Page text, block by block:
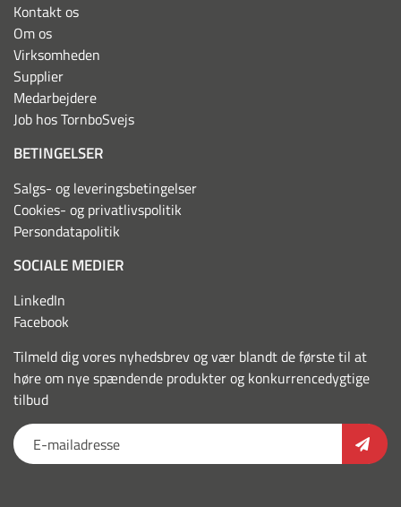
Kontakt os
Om os
Virksomheden
Supplier
Medarbejdere
Job hos TornboSvejs
BETINGELSER
Salgs- og leveringsbetingelser
Cookies- og privatlivspolitik
Persondatapolitik
SOCIALE MEDIER
LinkedIn
Facebook
Tilmeld dig vores nyhedsbrev og vær blandt de første til at
høre om nye spændende produkter og konkurrencedygtige
tilbud